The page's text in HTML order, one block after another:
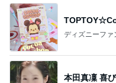
ディズニーフ
本田真凜 喜